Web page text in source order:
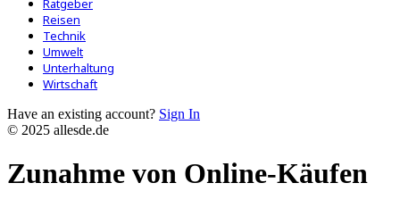
Ratgeber
Reisen
Technik
Umwelt
Unterhaltung
Wirtschaft
Have an existing account? Sign In
© 2025 allesde.de
Zunahme von Online-Käufen